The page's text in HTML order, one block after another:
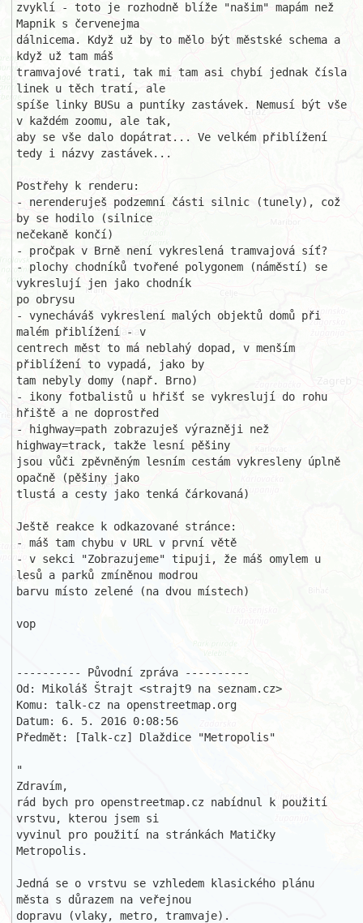
zvyklí - toto je rozhodně blíže "našim" mapám než
Mapnik s červenejma
dálnicema. Když už by to mělo být městské schema a
když už tam máš
tramvajové trati, tak mi tam asi chybí jednak čísla
linek u těch tratí, ale
spíše linky BUSu a puntíky zastávek. Nemusí být vše
v každém zoomu, ale tak,
aby se vše dalo dopátrat... Ve velkém přiblížení
tedy i názvy zastávek...
Postřehy k renderu:
- nerenderuješ podzemní části silnic (tunely), což
by se hodilo (silnice
nečekaně končí)
- pročpak v Brně není vykreslená tramvajová síť?
- plochy chodníků tvořené polygonem (náměstí) se
vykreslují jen jako chodník
po obrysu
- vynecháváš vykreslení malých objektů domů při
malém přiblížení - v
centrech měst to má neblahý dopad, v menším
přiblížení to vypadá, jako by
tam nebyly domy (např. Brno)
- ikony fotbalistů u hřišť se vykreslují do rohu
hřiště a ne doprostřed
- highway=path zobrazuješ výrazněji než
highway=track, takže lesní pěšiny
jsou vůči zpěvněným lesním cestám vykresleny úplně
opačně (pěšiny jako
tlustá a cesty jako tenká čárkovaná)
Ještě reakce k odkazované stránce:
- máš tam chybu v URL v první větě
- v sekci "Zobrazujeme" tipuji, že máš omylem u
lesů a parků zmíněnou modrou
barvu místo zelené (na dvou místech)
vop
---------- Původní zpráva ----------
Od: Mikoláš Štrajt <strajt9 na seznam.cz>
Komu: talk-cz na openstreetmap.org
Datum: 6. 5. 2016 0:08:56
Předmět: [Talk-cz] Dlaždice "Metropolis"
"
Zdravím,
rád bych pro openstreetmap.cz nabídnul k použití
vrstvu, kterou jsem si
vyvinul pro použití na stránkách Matičky
Metropolis.
Jedná se o vrstvu se vzhledem klasického plánu
města s důrazem na veřejnou
dopravu (vlaky, metro, tramvaje).